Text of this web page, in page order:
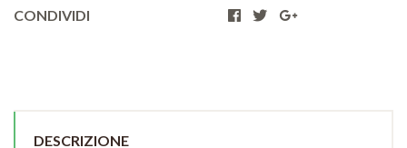
CONDIVIDI
DESCRIZIONE